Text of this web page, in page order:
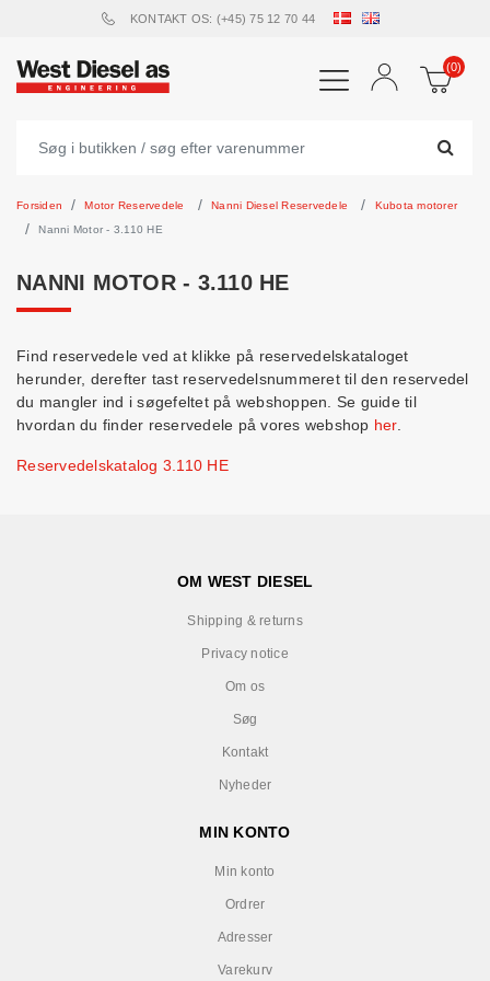
KONTAKT OS: (+45) 75 12 70 44
(0)
Forsiden Motor Reservedele Nanni Diesel Reservedele
Kubota motorer
Nanni Motor - 3.110 HE
NANNI MOTOR - 3.110 HE
Find reservedele ved at klikke på reservedelskataloget
herunder, derefter tast reservedelsnummeret til den reservedel
du mangler ind i søgefeltet på webshoppen. Se guide til
hvordan du finder reservedele på vores webshop her.
Reservedelskatalog 3.110 HE
OM WEST DIESEL
Shipping & returns
Privacy notice
Om os
Søg
Kontakt
Nyheder
MIN KONTO
Min konto
Ordrer
Adresser
Varekurv